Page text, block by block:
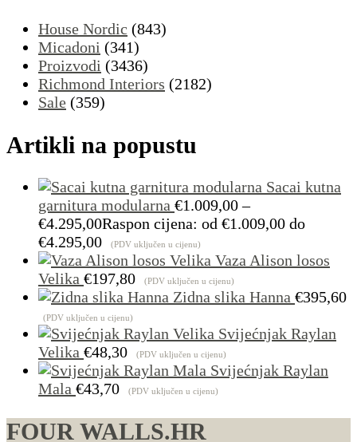
House Nordic (843)
Micadoni (341)
Proizvodi (3436)
Richmond Interiors (2182)
Sale (359)
Artikli na popustu
Sacai kutna
garnitura modularna €1.009,00 –
€4.295,00Raspon cijena: od €1.009,00 do
€4.295,00
(PDV uključen u cijenu)
Vaza Alison losos
Velika €197,80 (PDV uključen u cijenu)
Zidna slika Hanna €395,60
(PDV uključen u cijenu)
Svijećnjak Raylan
Velika €48,30 (PDV uključen u cijenu)
Svijećnjak Raylan
Mala €43,70 (PDV uključen u cijenu)
FOUR WALLS.HR